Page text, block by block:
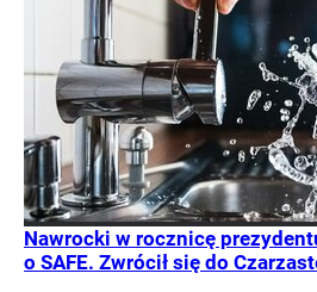
Nawrocki w rocznicę
o SAFE. Zwrócił się do